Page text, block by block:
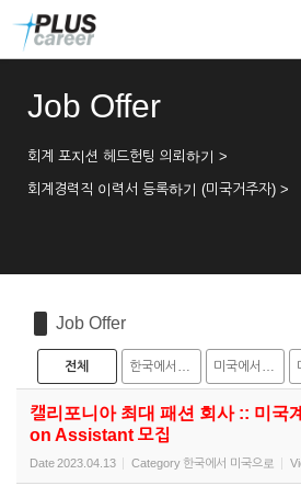
Job Offer
회계 포지션 헤드헌팅 의뢰하기 >
회계경력직 이력서 등록하기 (미국거주자) >
Job Offer
전체 한국에서 미국으로 미국에서 한국으로
캘리포니아 최대 패션 회사 :: 미국
on Assistant 모집
Date2023.04.13 Category 한국에서 미국으로